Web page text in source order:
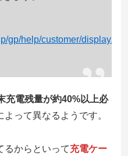
gp/help/customer/
充電残量が約40%以上必
って異なるようです。
るからといって充電ケー